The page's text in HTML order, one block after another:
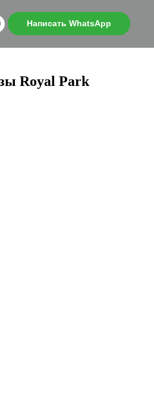
Написать WhatsApp
Royal Park